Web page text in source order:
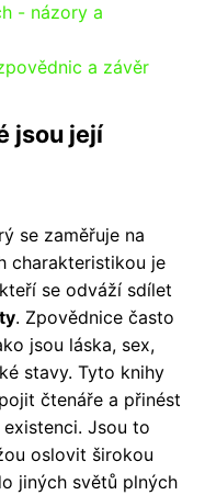
- názory a
a závěr
jsou její
se zaměřuje na
charakteristikou je
se odváží sdílet
. Zpovědnice často
jsou láska, sex,
stavy. Tyto knihy
čtenáře a přinést
Jsou to
oslovit širokou
jiných světů plných